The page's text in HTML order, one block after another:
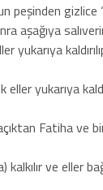
peşinden
aşağıya
yukarıya
Fatiha ve
ve eller